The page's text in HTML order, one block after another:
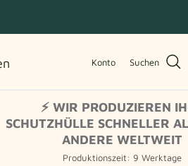
Konto Suchen
⚡ WIR PRODUZIEREN
SCHUTZHÜLLE SCHNELLER
ANDERE WELTWEIT
Produktionszeit: 9 Werktage